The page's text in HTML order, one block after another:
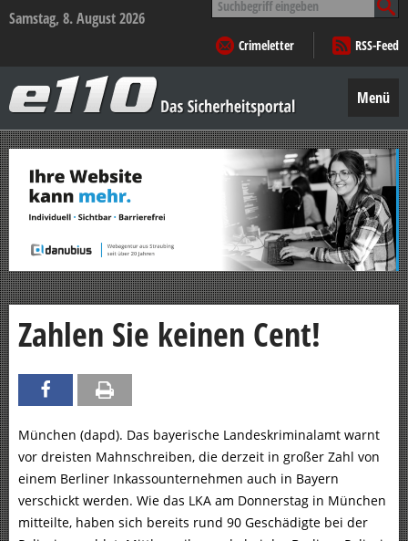
Samstag, 8. August 2026
nach:
Crimeletter
RSS-Feed
–
Das
Sicherheitsportal
Menü
Zum
Inhalt
springen
Zahlen Sie keinen Cent!
München (dapd). Das bayerische Landeskriminalamt warnt
vor dreisten Mahnschreiben, die derzeit in großer Zahl von
einem Berliner Inkassounternehmen auch in Bayern
verschickt werden. Wie das LKA am Donnerstag in München
mitteilte, haben sich bereits rund 90 Geschädigte bei der